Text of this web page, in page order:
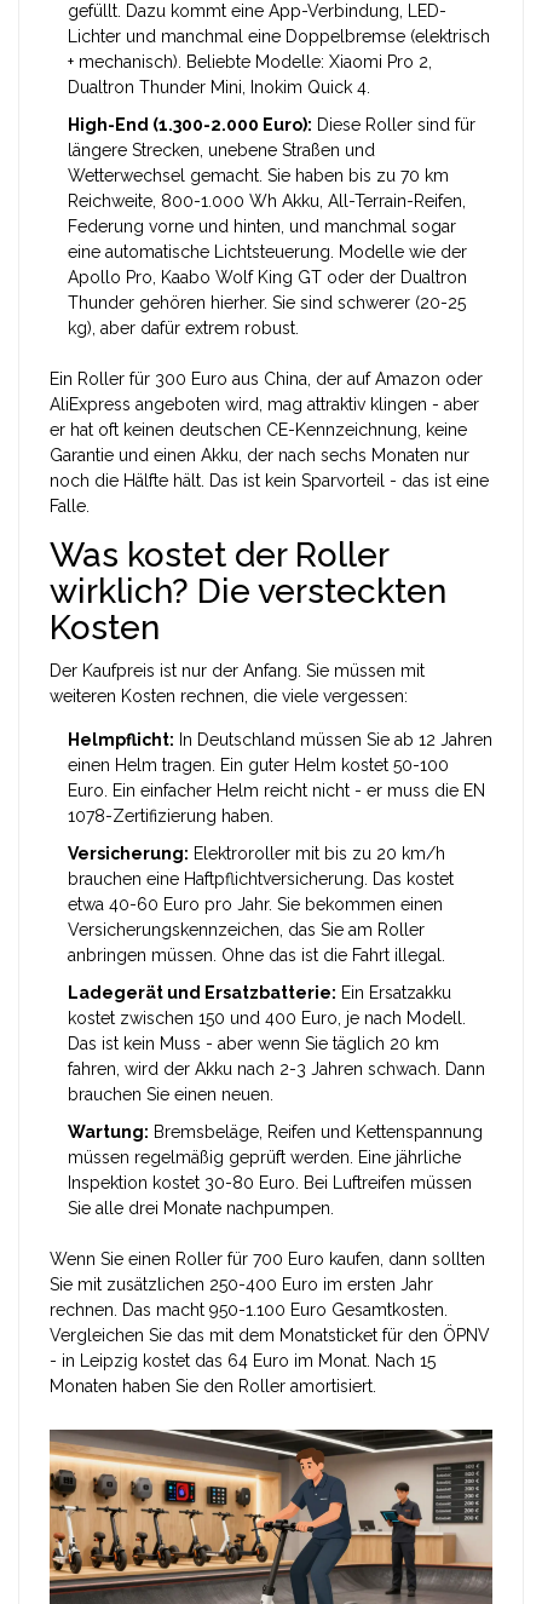
gefüllt. Dazu kommt eine App-Verbindung, LED-
Lichter und manchmal eine Doppelbremse (elektrisch
+ mechanisch). Beliebte Modelle: Xiaomi Pro 2,
Dualtron Thunder Mini, Inokim Quick 4.
High-End (1.300-2.000 Euro): Diese Roller sind für
längere Strecken, unebene Straßen und
Wetterwechsel gemacht. Sie haben bis zu 70 km
Reichweite, 800-1.000 Wh Akku, All-Terrain-Reifen,
Federung vorne und hinten, und manchmal sogar
eine automatische Lichtsteuerung. Modelle wie der
Apollo Pro, Kaabo Wolf King GT oder der Dualtron
Thunder gehören hierher. Sie sind schwerer (20-25
kg), aber dafür extrem robust.
Ein Roller für 300 Euro aus China, der auf Amazon oder
AliExpress angeboten wird, mag attraktiv klingen - aber
er hat oft keinen deutschen CE-Kennzeichnung, keine
Garantie und einen Akku, der nach sechs Monaten nur
noch die Hälfte hält. Das ist kein Sparvorteil - das ist eine
Falle.
Was kostet der Roller
wirklich? Die versteckten
Kosten
Der Kaufpreis ist nur der Anfang. Sie müssen mit
weiteren Kosten rechnen, die viele vergessen:
Helmpflicht: In Deutschland müssen Sie ab 12 Jahren
einen Helm tragen. Ein guter Helm kostet 50-100
Euro. Ein einfacher Helm reicht nicht - er muss die EN
1078-Zertifizierung haben.
Versicherung: Elektroroller mit bis zu 20 km/h
brauchen eine Haftpflichtversicherung. Das kostet
etwa 40-60 Euro pro Jahr. Sie bekommen einen
Versicherungskennzeichen, das Sie am Roller
anbringen müssen. Ohne das ist die Fahrt illegal.
Ladegerät und Ersatzbatterie: Ein Ersatzakku
kostet zwischen 150 und 400 Euro, je nach Modell.
Das ist kein Muss - aber wenn Sie täglich 20 km
fahren, wird der Akku nach 2-3 Jahren schwach. Dann
brauchen Sie einen neuen.
Wartung: Bremsbeläge, Reifen und Kettenspannung
müssen regelmäßig geprüft werden. Eine jährliche
Inspektion kostet 30-80 Euro. Bei Luftreifen müssen
Sie alle drei Monate nachpumpen.
Wenn Sie einen Roller für 700 Euro kaufen, dann sollten
Sie mit zusätzlichen 250-400 Euro im ersten Jahr
rechnen. Das macht 950-1.100 Euro Gesamtkosten.
Vergleichen Sie das mit dem Monatsticket für den ÖPNV
- in Leipzig kostet das 64 Euro im Monat. Nach 15
Monaten haben Sie den Roller amortisiert.